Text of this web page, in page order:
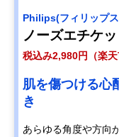
Philips(フィリップ
ノーズエチケ
税込み2,980円（楽天
肌を傷つける心
き
あらゆる角度や方向